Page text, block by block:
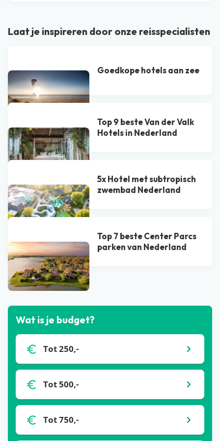
Laat je inspireren door onze reisspecialisten
Goedkope hotels aan zee
Top 9 beste Van der Valk
Hotel​s in Nederland
5x Hotel met subtropisch
zwembad Nederland
Top 7 beste Center Parcs
parken van Nederland
Bekijk alle blogs
Wat is je budget?
Tot 250,-
Tot 500,-
Tot 750,-